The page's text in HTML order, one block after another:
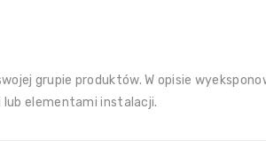
grupie produktów. W opisie
lub elementami instalacji.